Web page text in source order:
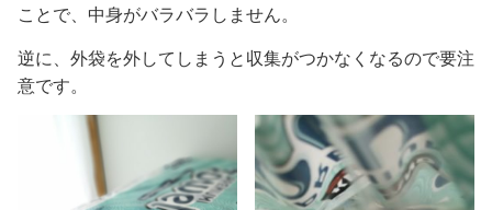
ことで、中身がバラバラしません。
逆に、外袋を外してしまうと収集がつかなくなるので要注
意です。